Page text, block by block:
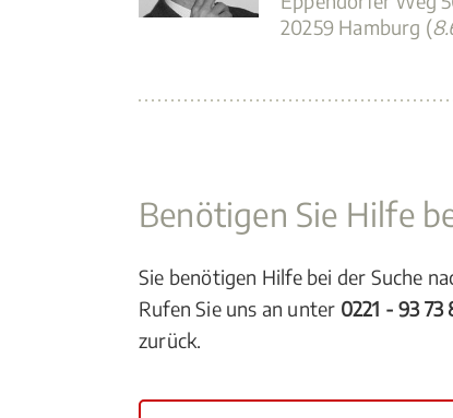
20259 Hamburg (
Benötigen Sie Hilfe
Sie benötigen Hilfe bei der Suche
Rufen Sie uns an unter 0221 - 93 73
zurück.